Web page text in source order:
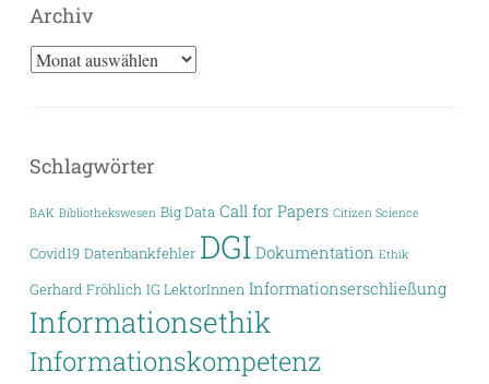
Archiv
Archiv
Schlagwörter
BAK Bibliothekswesen Big Data Call for Papers Citizen Science
Covid19 Datenbankfehler DGI Dokumentation Ethik
Gerhard Fröhlich IG LektorInnen Informationserschließung
Informationsethik
Informationskompetenz